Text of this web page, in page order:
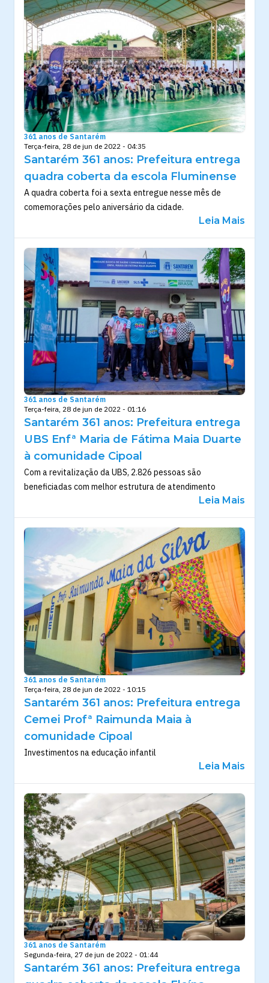
361 anos de Santarém
Terça-feira, 28 de jun de 2022 - 04:35
Santarém 361 anos: Prefeitura entrega
quadra coberta da escola Fluminense
A quadra coberta foi a sexta entregue nesse mês de
comemorações pelo aniversário da cidade.
Leia Mais
361 anos de Santarém
Terça-feira, 28 de jun de 2022 - 01:16
Santarém 361 anos: Prefeitura entrega
UBS Enfª Maria de Fátima Maia Duarte
à comunidade Cipoal
Com a revitalização da UBS, 2.826 pessoas são
beneficiadas com melhor estrutura de atendimento
Leia Mais
361 anos de Santarém
Terça-feira, 28 de jun de 2022 - 10:15
Santarém 361 anos: Prefeitura entrega
Cemei Profª Raimunda Maia à
comunidade Cipoal
Investimentos na educação infantil
Leia Mais
361 anos de Santarém
Segunda-feira, 27 de jun de 2022 - 01:44
Santarém 361 anos: Prefeitura entrega